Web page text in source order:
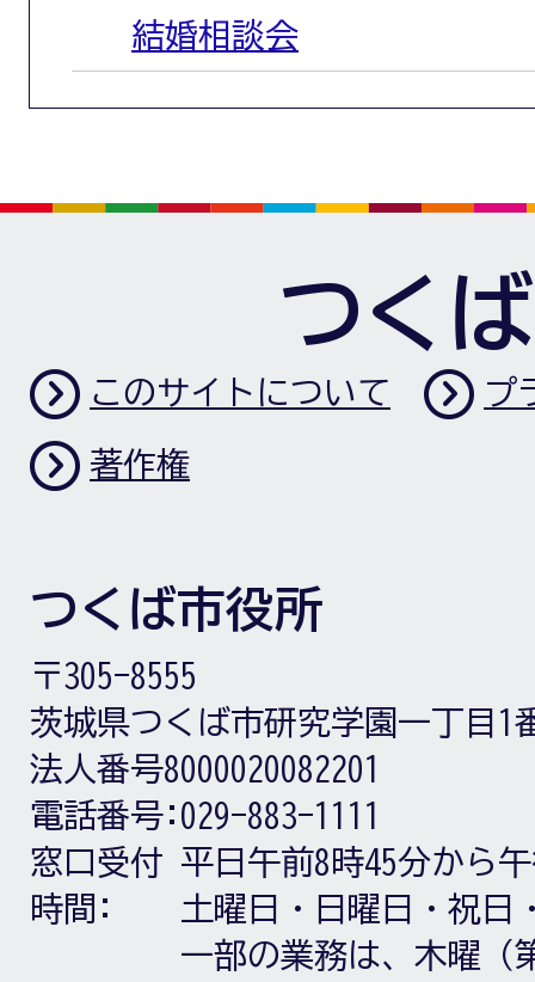
結婚相談会
つく
このサイトについて プ
著作権
つくば市役所
〒305-8555
茨城県つくば市研究学園一丁目1
法人番号8000020082201
電話番号: 029-883-1111
窓口受付
時間:
平日午前8時45分から
土曜日・日曜日・祝日
一部の業務は、木曜（